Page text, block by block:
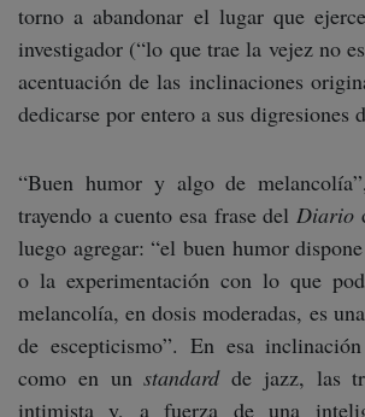
torno a abandonar el lugar que
investigador (“lo que trae la vejez no
acentuación de las inclinaciones
dedicarse por entero a sus digresiones
“Buen humor y algo de
trayendo a cuento esa frase delDiario
luego agregar: “el buen humor
o la experimentación con lo que
melancolía, en dosis moderadas, es
de escepticismo”. En esa
como en unstandardde jazz, las
intimista y, a fuerza de una